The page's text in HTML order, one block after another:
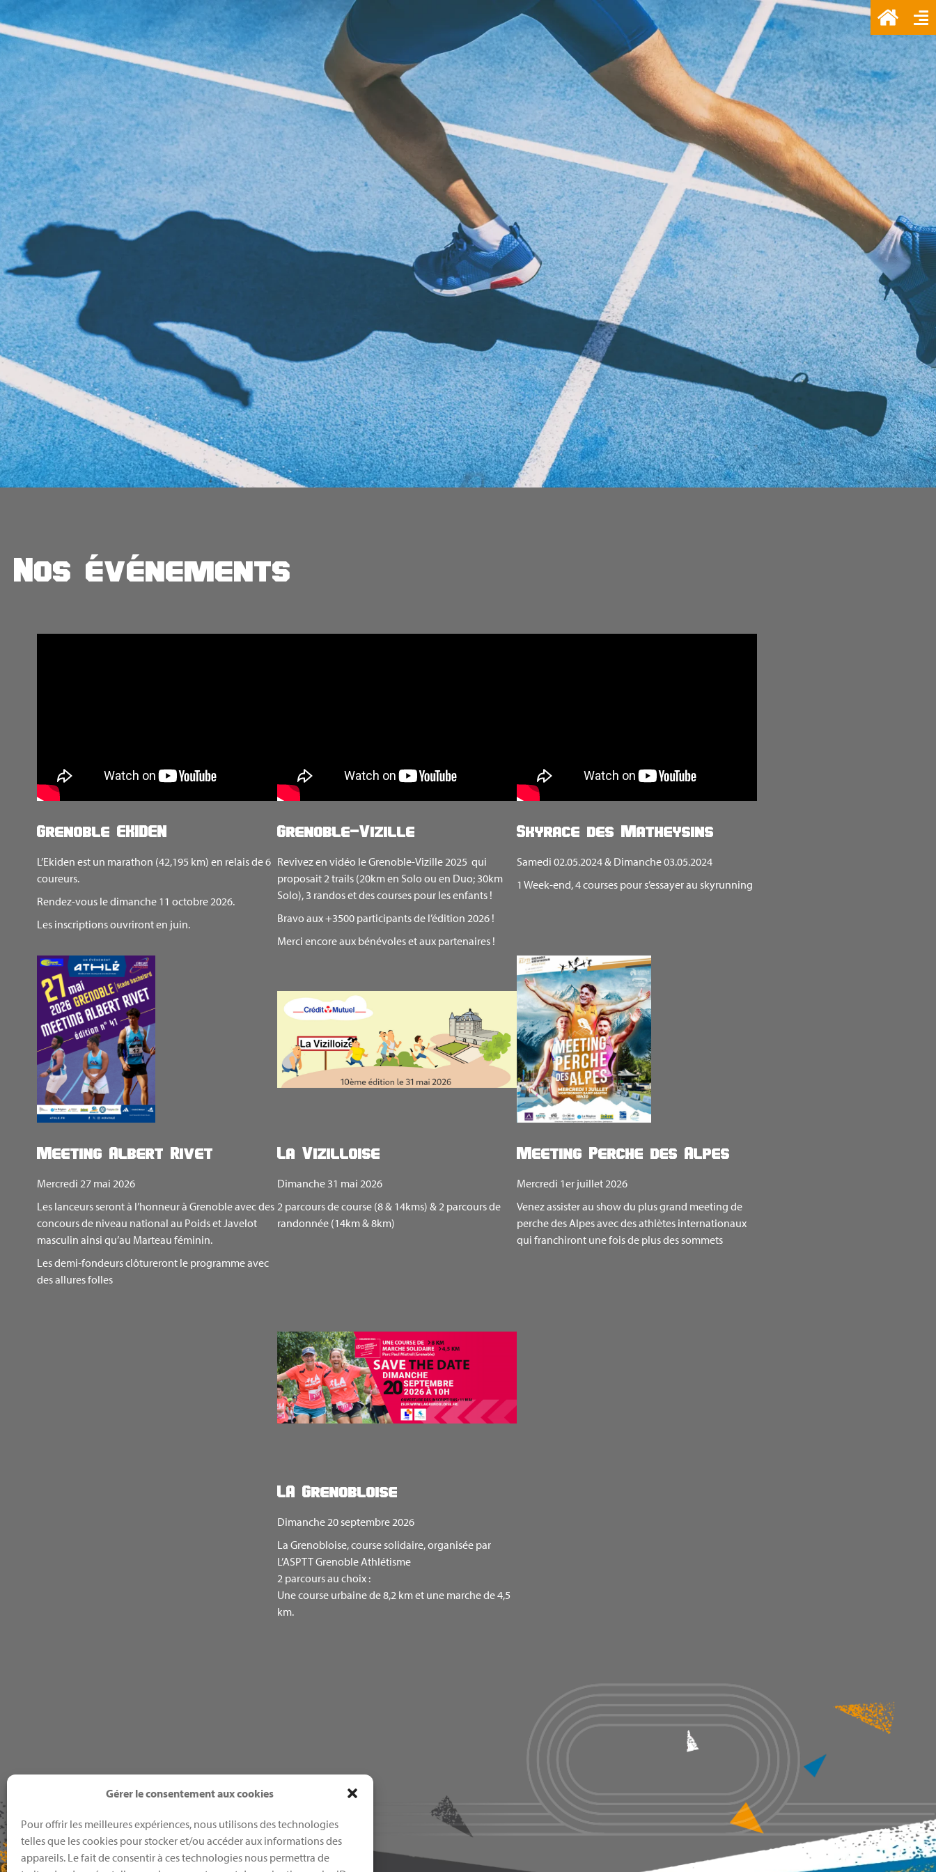
Gérer le consentement aux cookies
Pour offrir les meilleures expériences, nous utilisons des technologies
telles que les cookies pour stocker et/ou accéder aux informations des
appareils. Le fait de consentir à ces technologies nous permettra de
Nos événements
Grenoble EKIDEN
L’Ekiden est un marathon (42,195 km) en relais de 6
coureurs.
Rendez-vous le dimanche 11 octobre 2026.
Les inscriptions ouvriront en juin.
Grenoble-Vizille
Revivez en vidéo le Grenoble-Vizille 2025 qui
proposait 2 trails (20km en Solo ou en Duo; 30km
Solo), 3 randos et des courses pour les enfants !
Bravo aux +3500 participants de l’édition 2026 !
Merci encore aux bénévoles et aux partenaires !
Skyrace des Matheysins
Samedi 02.05.2024 & Dimanche 03.05.2024
1 Week-end, 4 courses pour s’essayer au skyrunning
Meeting Albert Rivet
Mercredi 27 mai 2026
Les lanceurs seront à l’honneur à Grenoble avec des
concours de niveau national au Poids et Javelot
masculin ainsi qu’au Marteau féminin.
Les demi-fondeurs clôtureront le programme avec
des allures folles
La Vizilloise
Dimanche 31 mai 2026
2 parcours de course (8 & 14kms) & 2 parcours de
randonnée (14km & 8km)
Meeting Perche des Alpes
Mercredi 1er juillet 2026
Venez assister au show du plus grand meeting de
perche des Alpes avec des athlètes internationaux
qui franchiront une fois de plus des sommets
LA Grenobloise
Dimanche 20 septembre 2026
La Grenobloise, course solidaire, organisée par
L’ASPTT Grenoble Athlétisme
2 parcours au choix :
Une course urbaine de 8,2 km et une marche de 4,5
km.